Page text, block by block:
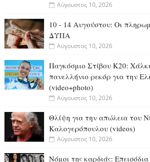
Αύγουστος 10, 2026
10 - 14 Αυγούστου: Οι
ΔΥΠΑ
Αύγουστος 10, 2026
Παγκόσμιο Στίβου Κ20:
πανελλήνιο ρεκόρ για την
(video+photo)
Αύγουστος 10, 2026
Θλίψη για την απώλεια του
Καλογερόπουλου (videos)
Αύγουστος 10, 2026
Νόμοι της καρδιάς: